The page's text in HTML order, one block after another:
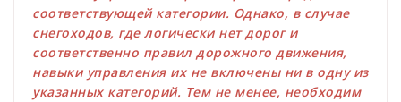
соответствующей категории. Однако, в случае
снегоходов, где логически нет дорог и
соответственно правил дорожного движения,
навыки управления их не включены ни в одну из
указанных категорий. Тем не менее, необходим